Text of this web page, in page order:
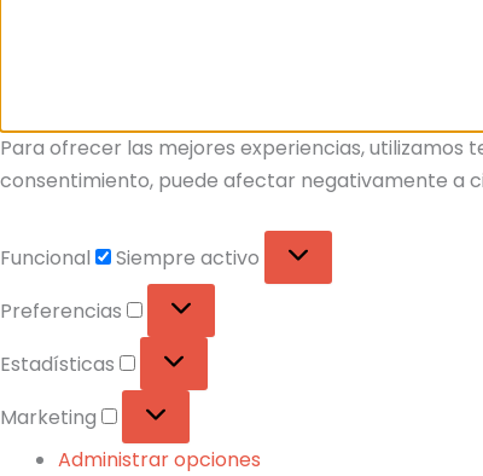
Para ofrecer las mejores experiencias,
consentimiento, puede afectar negativamente a
Funcional
Siempre activo
Preferencias
Estadísticas
Marketing
Administrar opciones